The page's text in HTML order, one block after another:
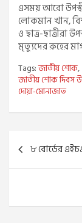
এসময় আরো
লোকমান খান,
ও ছাত্র-ছাত্রীরা
মৃত্যুদের রুহের
Tags:জাতীয় শোক,
জাতীয় শোক দিবস
দোয়া-মোনাজাত
Post
navigation
৮ বোর্ডের